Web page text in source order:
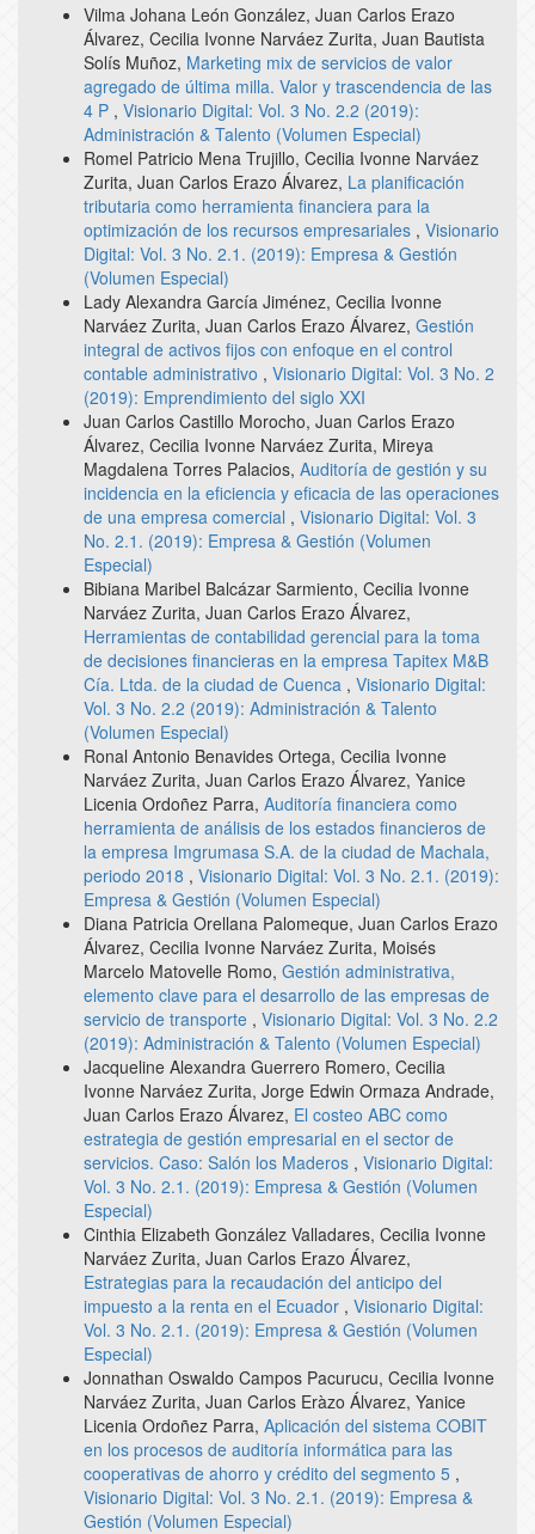
Vilma Johana León González, Juan Carlos Erazo
Álvarez, Cecilia Ivonne Narváez Zurita, Juan Bautista
Solís Muñoz, Marketing mix de servicios de valor
agregado de última milla. Valor y trascendencia de las
4 P , Visionario Digital: Vol. 3 No. 2.2 (2019):
Administración & Talento (Volumen Especial)
Romel Patricio Mena Trujillo, Cecilia Ivonne Narváez
Zurita, Juan Carlos Erazo Álvarez, La planificación
tributaria como herramienta financiera para la
optimización de los recursos empresariales , Visionario
Digital: Vol. 3 No. 2.1. (2019): Empresa & Gestión
(Volumen Especial)
Lady Alexandra García Jiménez, Cecilia Ivonne
Narváez Zurita, Juan Carlos Erazo Álvarez, Gestión
integral de activos fijos con enfoque en el control
contable administrativo , Visionario Digital: Vol. 3 No. 2
(2019): Emprendimiento del siglo XXI
Juan Carlos Castillo Morocho, Juan Carlos Erazo
Álvarez, Cecilia Ivonne Narváez Zurita, Mireya
Magdalena Torres Palacios, Auditoría de gestión y su
incidencia en la eficiencia y eficacia de las operaciones
de una empresa comercial , Visionario Digital: Vol. 3
No. 2.1. (2019): Empresa & Gestión (Volumen
Especial)
Bibiana Maribel Balcázar Sarmiento, Cecilia Ivonne
Narváez Zurita, Juan Carlos Erazo Álvarez,
Herramientas de contabilidad gerencial para la toma
de decisiones financieras en la empresa Tapitex M&B
Cía. Ltda. de la ciudad de Cuenca , Visionario Digital:
Vol. 3 No. 2.2 (2019): Administración & Talento
(Volumen Especial)
Ronal Antonio Benavides Ortega, Cecilia Ivonne
Narváez Zurita, Juan Carlos Erazo Álvarez, Yanice
Licenia Ordoñez Parra, Auditoría financiera como
herramienta de análisis de los estados financieros de
la empresa Imgrumasa S.A. de la ciudad de Machala,
periodo 2018 , Visionario Digital: Vol. 3 No. 2.1. (2019):
Empresa & Gestión (Volumen Especial)
Diana Patricia Orellana Palomeque, Juan Carlos Erazo
Álvarez, Cecilia Ivonne Narváez Zurita, Moisés
Marcelo Matovelle Romo, Gestión administrativa,
elemento clave para el desarrollo de las empresas de
servicio de transporte , Visionario Digital: Vol. 3 No. 2.2
(2019): Administración & Talento (Volumen Especial)
Jacqueline Alexandra Guerrero Romero, Cecilia
Ivonne Narváez Zurita, Jorge Edwin Ormaza Andrade,
Juan Carlos Erazo Álvarez, El costeo ABC como
estrategia de gestión empresarial en el sector de
servicios. Caso: Salón los Maderos , Visionario Digital:
Vol. 3 No. 2.1. (2019): Empresa & Gestión (Volumen
Especial)
Cinthia Elizabeth González Valladares, Cecilia Ivonne
Narváez Zurita, Juan Carlos Erazo Álvarez,
Estrategias para la recaudación del anticipo del
impuesto a la renta en el Ecuador , Visionario Digital:
Vol. 3 No. 2.1. (2019): Empresa & Gestión (Volumen
Especial)
Jonnathan Oswaldo Campos Pacurucu, Cecilia Ivonne
Narváez Zurita, Juan Carlos Eràzo Álvarez, Yanice
Licenia Ordoñez Parra, Aplicación del sistema COBIT
en los procesos de auditoría informática para las
cooperativas de ahorro y crédito del segmento 5 ,
Visionario Digital: Vol. 3 No. 2.1. (2019): Empresa &
Gestión (Volumen Especial)